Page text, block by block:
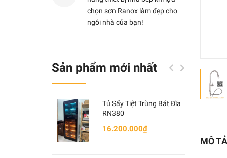
MÔ
chọn sơn Ranox làm đẹp cho
ngôi nhà của bạn!
Sản phẩm mới nhất
Tủ Sấy Tiệt Trùng Bát Đĩa
RN380
16.200.000₫